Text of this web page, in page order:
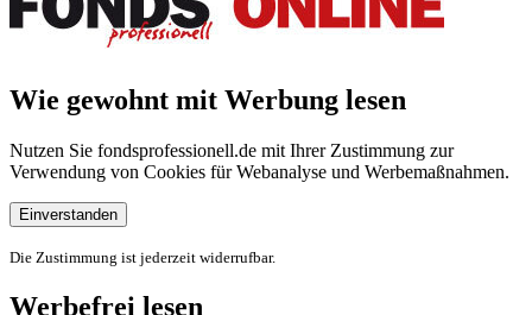
Wie gewohnt mit Werbung lesen
Nutzen Sie fondsprofessionell.de mit Ihrer Zustimmung zur
Verwendung von Cookies für Webanalyse und Werbemaßnahmen.
Einverstanden
Die Zustimmung ist jederzeit widerrufbar.
Werbefrei lesen